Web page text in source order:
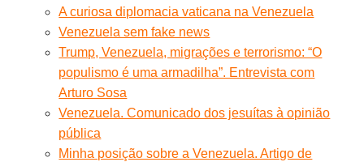
A curiosa diplomacia vaticana na Venezuela
Venezuela sem fake news
Trump, Venezuela, migrações e terrorismo: “O
populismo é uma armadilha”. Entrevista com
Arturo Sosa
Venezuela. Comunicado dos jesuítas à opinião
pública
Minha posição sobre a Venezuela. Artigo de